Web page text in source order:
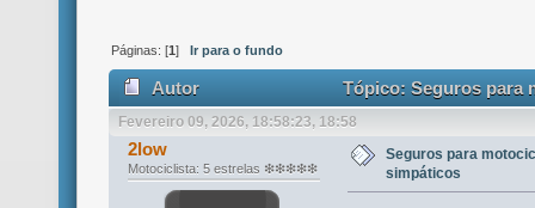
Páginas: [1] Ir para o fundo
Autor Tópico: Seguros para
Fevereiro 09, 2026, 18:58:23, 18:58
2low
Motociclista: 5 estrelas ❇❇❇❇❇
Seguros para
simpáticos